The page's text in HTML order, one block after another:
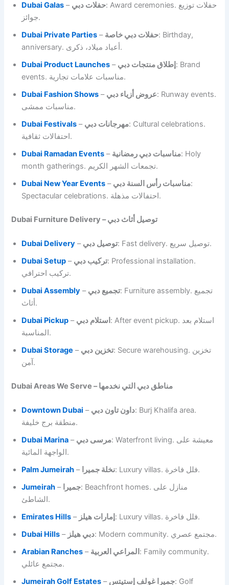
Dubai Galas – حفلات دبي: Award ceremonies. حفلات توزيع
جوائز.
Dubai Private Parties – حفلات دبي خاصة: Birthday,
anniversary. أعياد ميلاد، ذكرى.
Dubai Product Launches – إطلاق منتجات دبي: Brand
events. مناسبات علامات تجارية.
Dubai Fashion Shows – عروض أزياء دبي: Runway events.
مناسبات ممشى.
Dubai Festivals – مهرجانات دبي: Cultural celebrations.
احتفالات ثقافية.
Dubai Ramadan Events – مناسبات دبي رمضانية: Holy
month gatherings. تجمعات الشهر الكريم.
Dubai New Year Events – مناسبات رأس السنة دبي:
Spectacular celebrations. احتفالات مذهلة.
Dubai Furniture Delivery – توصيل أثاث دبي
Dubai Delivery – توصيل دبي
: Fast delivery. توصيل سريع.
Dubai Setup – تركيب دبي: Professional installation.
تركيب احترافي.
Dubai Assembly – تجميع دبي: Furniture assembly. تجميع
أثاث.
Dubai Pickup – استلام دبي : After event pickup. استلام بعد
المناسبة.
Dubai Storage – تخزين دبي: Secure warehousing. تخزين
آمن.
Dubai Areas We Serve – مناطق دبي التي نخدمها
Downtown Dubai – داون تاون دبي: Burj Khalifa area.
منطقة برج خليفة.
Dubai Marina – مرسى دبي: Waterfront living. معيشة على
الواجهة المائية.
Palm Jumeirah – نخلة جميرا
: Luxury villas. فلل فاخرة.
Jumeirah – جميرا: Beachfront homes. منازل على
الشاطئ.
Emirates Hills – إمارات هيلز
: Luxury villas. فلل فاخرة.
Dubai Hills – دبي هيلز
: Modern community. مجتمع عصري.
Arabian Ranches – المراعي العربية : Family community.
مجتمع عائلي.
Jumeirah Golf Estates – جميرا غولف إستيتس: Golf